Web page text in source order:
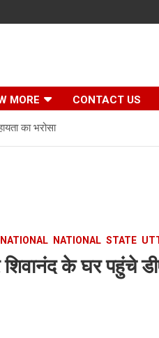
MORE CONTACT US
का भरोसा
NATIONAL STATE
के घर पहुंचे